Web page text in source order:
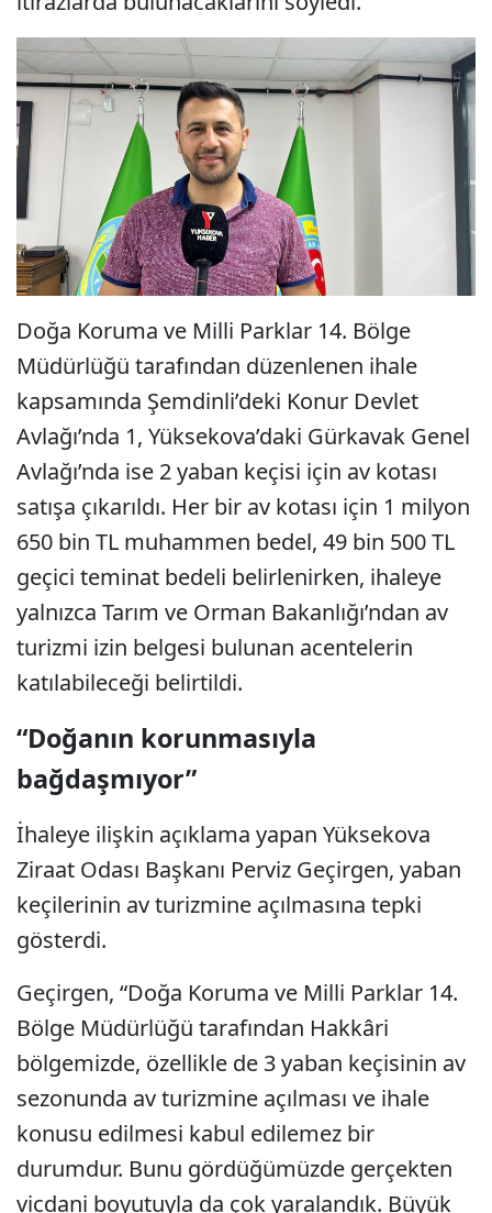
Doğa Koruma ve Milli Parklar 14. Bölge
Müdürlüğü tarafından düzenlenen ihale
kapsamında Şemdinli’deki Konur Devlet
Avlağı’nda 1, Yüksekova’daki Gürkavak Genel
Avlağı’nda ise 2 yaban keçisi için av kotası
satışa çıkarıldı. Her bir av kotası için 1 milyon
650 bin TL muhammen bedel, 49 bin 500 TL
geçici teminat bedeli belirlenirken, ihaleye
yalnızca Tarım ve Orman Bakanlığı’ndan av
turizmi izin belgesi bulunan acentelerin
katılabileceği belirtildi.
“Doğanın korunmasıyla
bağdaşmıyor”
İhaleye ilişkin açıklama yapan Yüksekova
Ziraat Odası Başkanı Perviz Geçirgen, yaban
keçilerinin av turizmine açılmasına tepki
gösterdi.
Geçirgen, “Doğa Koruma ve Milli Parklar 14.
Bölge Müdürlüğü tarafından Hakkâri
bölgemizde, özellikle de 3 yaban keçisinin av
sezonunda av turizmine açılması ve ihale
konusu edilmesi kabul edilemez bir
durumdur. Bunu gördüğümüzde gerçekten
vicdani boyutuyla da çok yaralandık. Büyük